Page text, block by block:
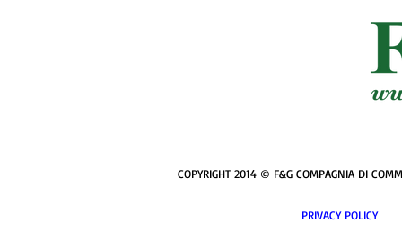
COPYRIGHT 2014 © F&G COMPAGNIA DI
PRIVACY